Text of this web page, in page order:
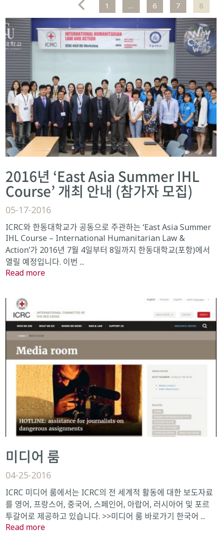
1 … 6 7 8
2016년 ‘East Asia Summer IHL
Course’ 개최 안내 (참가자 모집)
05-17-2016
ICRC와 한동대학교가 공동으로 주관하는 ‘East Asia Summer
IHL Course – International Humanitarian Law &
Action’가 2016년 7월 4일부터 8일까지 한동대학교(포항)에서
열릴 예정입니다. 이번 ...
Read more
미디어 룸
04-25-2016
ICRC 미디어 룸에서는 ICRC의 전 세계적 활동에 대한 보도자료
를 영어, 프랑스어, 중국어, 스페인어, 아랍어, 러시아어 및 포르
투갈어로 제공하고 있습니다. >>미디어 룸 바로가기 한국어 ...
Read more